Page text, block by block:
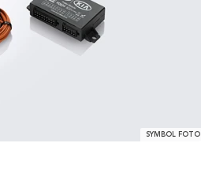
SYMBOL FOTO